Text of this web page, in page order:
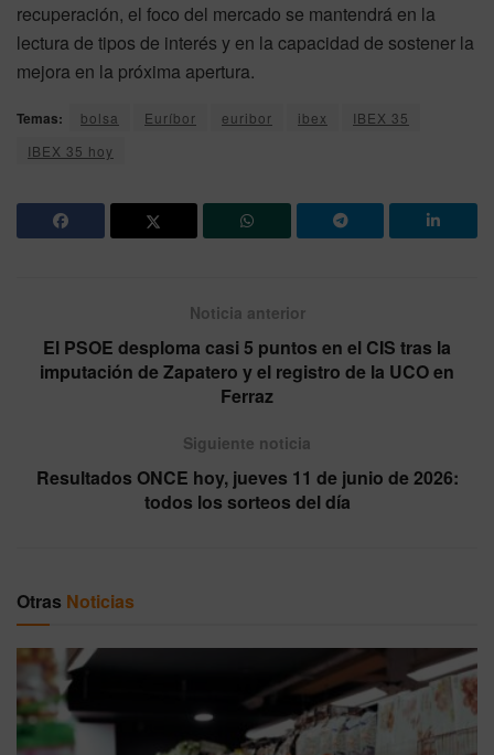
recuperación, el foco del mercado se mantendrá en la
lectura de tipos de interés y en la capacidad de sostener la
mejora en la próxima apertura.
Temas: bolsa Euríbor euribor ibex
IBEX 35
IBEX 35 hoy
Noticia anterior
El PSOE desploma casi 5 puntos en el CIS tras la
imputación de Zapatero y el registro de la UCO en
Ferraz
Siguiente noticia
Resultados ONCE hoy, jueves 11 de junio de 2026:
todos los sorteos del día
Otras Noticias